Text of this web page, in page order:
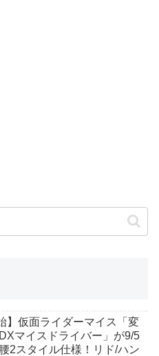
】仮面ライダーマイス「変
マイスドライバー」が9/5
2スタイル仕様！リド/ハン